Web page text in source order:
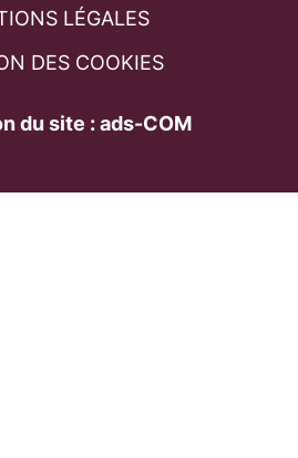
LÉGALES
DES COOKIES
du site : ads-COM